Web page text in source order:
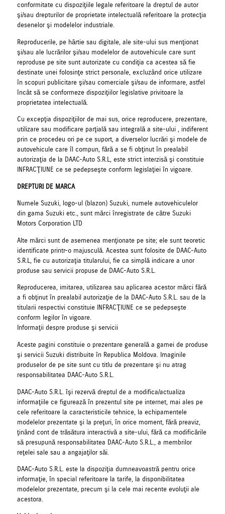
conformitate cu dispoziţiile legale referitoare la dreptul de autor
şi/sau drepturilor de proprietate intelectuală referitoare la protecţia
desenelor şi modelelor industriale.
Reproducerile, pe hârtie sau digitale, ale site-ului sus menţionat
şi/sau ale lucrărilor şi/sau modelelor de autovehicule care sunt
reproduse pe site sunt autorizate cu condiţia ca acestea să fie
destinate unei folosinţe strict personale, excluzând orice utilizare
în scopuri publicitare şi/sau comerciale şi/sau de informare, astfel
încât să se conformeze dispoziţiilor legislative privitoare la
proprietatea intelectuală.
Cu excepţia dispoziţiilor de mai sus, orice reproducere, prezentare,
utilizare sau modificare parţială sau integrală a site-ului , indiferent
prin ce procedeu ori pe ce suport, a diverselor lucrări şi modele de
autovehicule care îl compun, fără a se fi obţinut în prealabil
autorizaţia de la DAAC-Auto S.R.L, este strict interzisă şi constituie
INFRACŢIUNE ce se pedepseşte conform legislaţiei în vigoare.
DREPTURI DE MARCA
Numele Suzuki, logo-ul (blazon) Suzuki, numele autovehiculelor
din gama Suzuki etc., sunt mărci înregistrate de către Suzuki
Motors Corporation LTD
Alte mărci sunt de asemenea menţionate pe site; ele sunt teoretic
identificate printr-o majusculă. Acestea sunt folosite de DAAC-Auto
S.R.L, fie cu autorizaţia titularului, fie ca simplă indicare a unor
produse sau servicii propuse de DAAC-Auto S.R.L.
Reproducerea, imitarea, utilizarea sau aplicarea acestor mărci fără
a fi obţinut în prealabil autorizaţie de la DAAC-Auto S.R.L. sau de la
titularii respectivi constituie INFRACŢIUNE ce se pedepseşte
conform legilor în vigoare.
Informaţii despre produse şi servicii
Aceste pagini constituie o prezentare generală a gamei de produse
şi servicii Suzuki distribuite în Republica Moldova. Imaginile
produselor de pe site sunt cu titlu de prezentare şi nu atrag
responsabilitatea DAAC-Auto S.R.L.
DAAC-Auto S.R.L. îşi rezervă dreptul de a modifica/actualiza
informaţiile ce figurează în prezentul site pe internet, mai ales pe
cele referitoare la caracteristicile tehnice, la echipamentele
modelelor prezentate şi la preţuri, în orice moment, fără preaviz,
ţinând cont de trăsătura interactivă a site-ului, fără ca modificările
să presupună responsabilitatea DAAC-Auto S.R.L., a membrilor
reţelei sale sau a angajaţilor săi.
DAAC-Auto S.R.L. este la dispoziţia dumneavoastră pentru orice
informaţie, în special referitoare la tarife, la disponibilitatea
modelelor prezentate, precum şi la cele mai recente evoluţii ale
acestora.